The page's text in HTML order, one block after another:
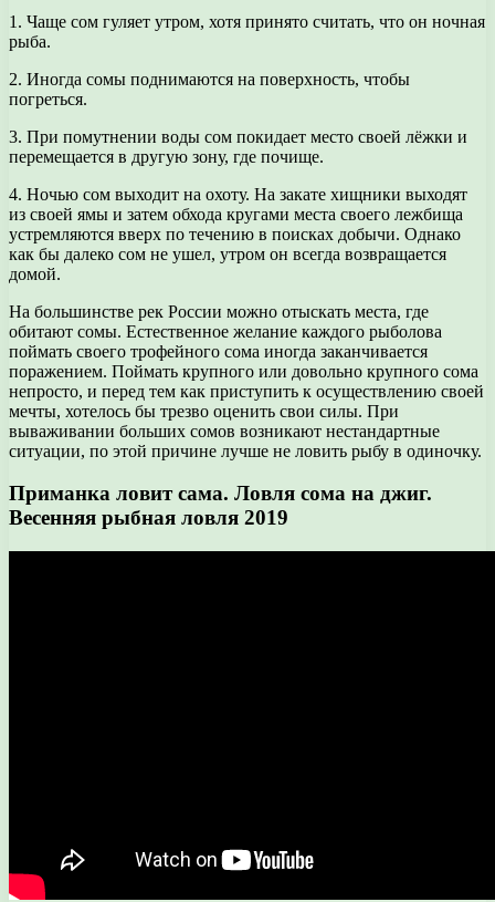
1. Чаще сом гуляет утром, хотя принято считать, что он ночная
рыба.
2. Иногда сомы поднимаются на поверхность, чтобы
погреться.
3. При помутнении воды сом покидает место своей лёжки и
перемещается в другую зону, где почище.
4. Ночью сом выходит на охоту. На закате хищники выходят
из своей ямы и затем обхода кругами места своего лежбища
устремляются вверх по течению в поисках добычи. Однако
как бы далеко сом не ушел, утром он всегда возвращается
домой.
На большинстве рек России можно отыскать места, где
обитают сомы. Естественное желание каждого рыболова
поймать своего трофейного сома иногда заканчивается
поражением. Поймать крупного или довольно крупного сома
непросто, и перед тем как приступить к осуществлению своей
мечты, хотелось бы трезво оценить свои силы. При
вываживании больших сомов возникают нестандартные
ситуации, по этой причине лучше не ловить рыбу в одиночку.
Приманка ловит сама. Ловля сома на джиг.
Весенняя рыбная ловля 2019